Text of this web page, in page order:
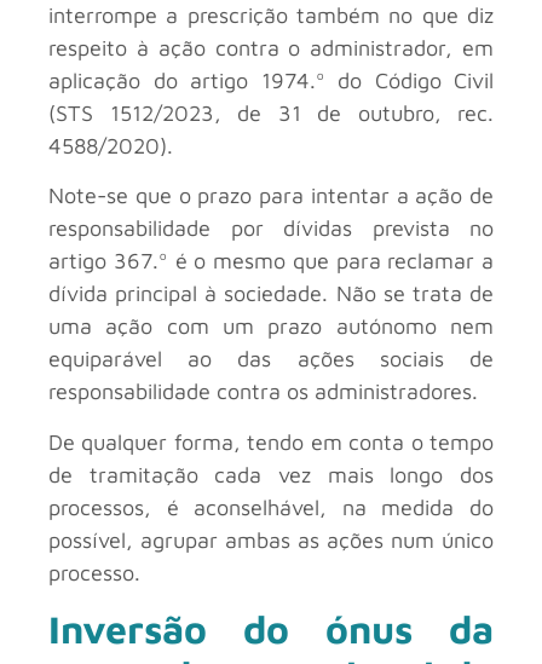
interrompe a prescrição também no que diz
respeito à ação contra o administrador, em
aplicação do artigo 1974.º do Código Civil
(STS 1512/2023, de 31 de outubro, rec.
4588/2020).
Note-se que o prazo para intentar a ação de
responsabilidade por dívidas prevista no
artigo 367.º é o mesmo que para reclamar a
dívida principal à sociedade. Não se trata de
uma ação com um prazo autónomo nem
equiparável ao das ações sociais de
responsabilidade contra os administradores.
De qualquer forma, tendo em conta o tempo
de tramitação cada vez mais longo dos
processos, é aconselhável, na medida do
possível, agrupar ambas as ações num único
processo.
Inversão do ónus da